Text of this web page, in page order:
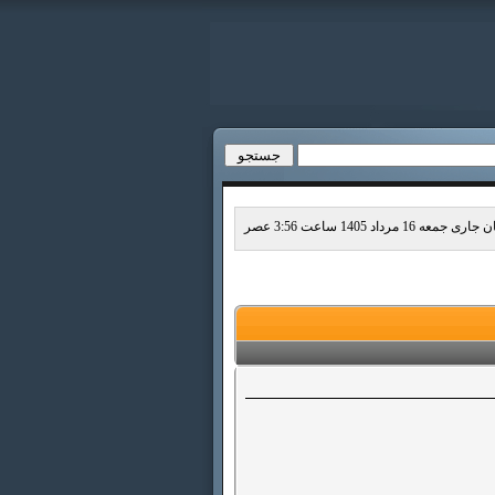
جمعه 16 مرداد 1405 ساعت 3:56 عصر